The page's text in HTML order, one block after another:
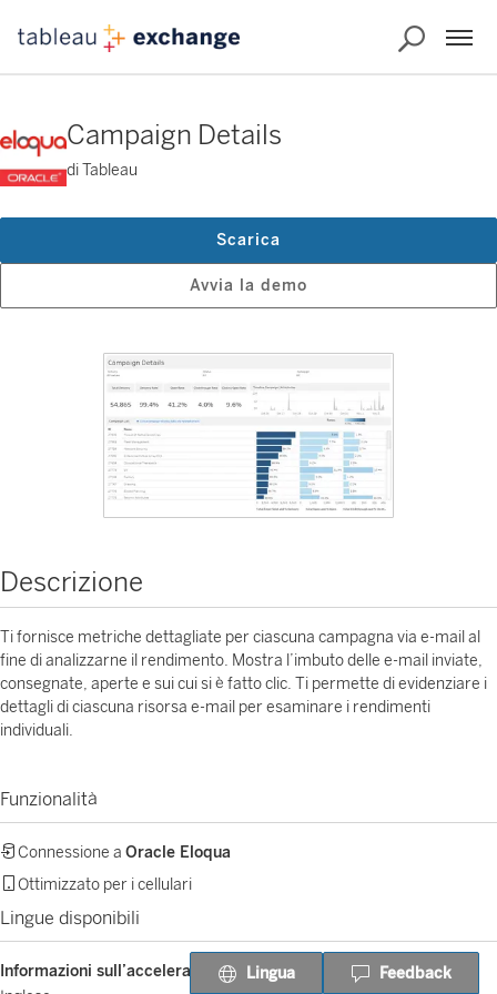
Campaign Details
di Tableau
Avvia la demo
Scarica
Descrizione
Ti fornisce metriche dettagliate per ciascuna campagna via e-mail al
fine di analizzarne il rendimento. Mostra l’imbuto delle e-mail inviate,
consegnate, aperte e sui cui si è fatto clic. Ti permette di evidenziare i
dettagli di ciascuna risorsa e-mail per esaminare i rendimenti
individuali.
Funzionalità
Connessione a Oracle Eloqua
Ottimizzato per i cellulari
Lingue disponibili
Informazioni sull’acceleratore
Lingua Feedback